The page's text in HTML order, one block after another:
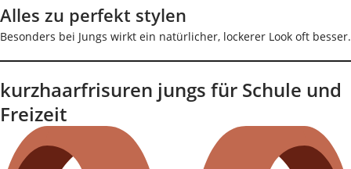
Alles zu perfekt stylen
Besonders bei Jungs wirkt ein natürlicher, lockerer Look oft besser.
kurzhaarfrisuren jungs für Schule und
Freizeit